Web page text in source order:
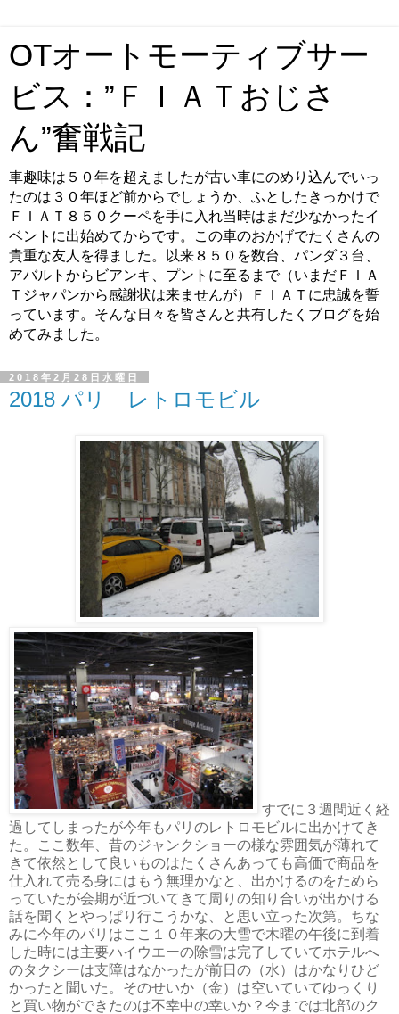
OTオートモーティブサー
ビス：”ＦＩＡＴおじさ
ん”奮戦記
車趣味は５０年を超えましたが古い車にのめり込んでいっ
たのは３０年ほど前からでしょうか、ふとしたきっかけで
ＦＩＡＴ８５０クーペを手に入れ当時はまだ少なかったイ
ベントに出始めてからです。この車のおかげでたくさんの
貴重な友人を得ました。以来８５０を数台、パンダ３台、
アバルトからビアンキ、プントに至るまで（いまだＦＩＡ
Ｔジャパンから感謝状は来ませんが）ＦＩＡＴに忠誠を誓
っています。そんな日々を皆さんと共有したくブログを始
めてみました。
2018年2月28日水曜日
2018 パリ レトロモビル
すでに３週間近く経
過してしまったが今年もパリのレトロモビルに出かけてき
た。ここ数年、昔のジャンクショーの様な雰囲気が薄れて
きて依然として良いものはたくさんあっても高価で商品を
仕入れて売る身にはもう無理かなと、出かけるのをためら
っていたが会期が近づいてきて周りの知り合いが出かける
話を聞くとやっぱり行こうかな、と思い立った次第。ちな
みに今年のパリはここ１０年来の大雪で木曜の午後に到着
した時には主要ハイウエーの除雪は完了していてホテルへ
のタクシーは支障はなかったが前日の（水）はかなりひど
かったと聞いた。そのせいか（金）は空いていてゆっくり
と買い物ができたのは不幸中の幸いか？今までは北部のク